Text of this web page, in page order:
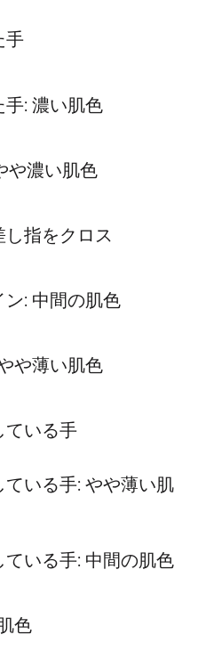
手
手: 濃い肌色
や濃い肌色
指をクロス
: 中間の肌色
や薄い肌色
ている手
ている手: やや薄い肌
ている手: 中間の肌色
色